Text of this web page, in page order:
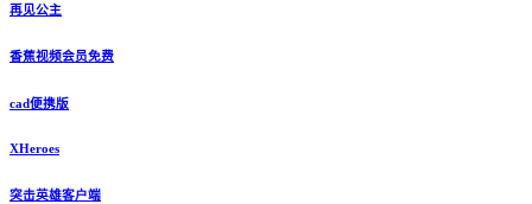
再见公主
香蕉视频会员免费
cad便携版
XHeroes
突击英雄客户端